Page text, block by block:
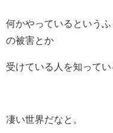
何かやっているという
の被害とか
受けている人を知ってい
凄い世界だなと。